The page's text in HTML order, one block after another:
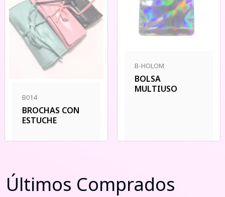
B014
BROCHAS CON
ESTUCHE
B-HOLOM
BOLSA
MULTIUSO
Últimos Comprados